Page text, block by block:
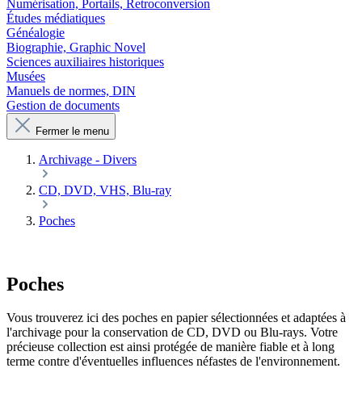
Numérisation, Portails, Retroconversion
Études médiatiques
Généalogie
Biographie, Graphic Novel
Sciences auxiliaires historiques
Musées
Manuels de normes, DIN
Gestion de documents
Fermer le menu
Archivage - Divers
CD, DVD, VHS, Blu-ray
Poches
Poches
Vous trouverez ici des poches en papier sélectionnées et adaptées à
l'archivage pour la conservation de CD, DVD ou Blu-rays. Votre
précieuse collection est ainsi protégée de manière fiable et à long
terme contre d'éventuelles influences néfastes de l'environnement.